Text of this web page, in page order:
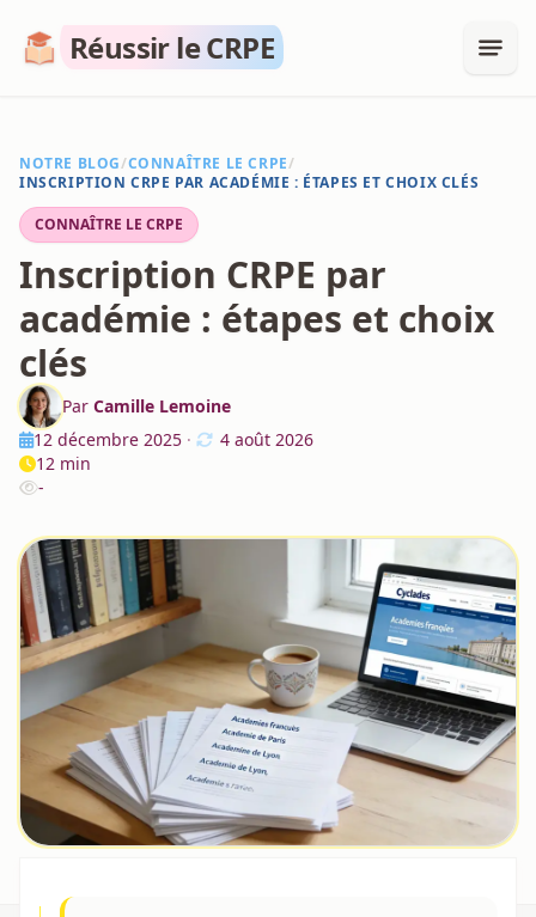
Réussir le CRPE
NOTRE BLOG/CONNAÎTRE LE CRPE/
INSCRIPTION CRPE PAR ACADÉMIE : ÉTAPES ET CHOIX CLÉS
CONNAÎTRE LE CRPE
Inscription CRPE par
académie : étapes et choix
clés
Par Camille Lemoine
12 décembre 2025 ·
4 août 2026
12 min
-